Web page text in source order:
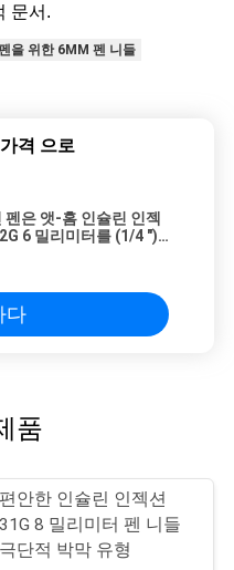
문서.
을 위한 6MM 펜 니들
격 으로
펜은 앳-홈 인슐린 인젝
6 밀리미터를 (1/4 ")
다
품
편안한 인슐린 인젝션
31G 8 밀리미터 펜 니들
극단적 박막 유형